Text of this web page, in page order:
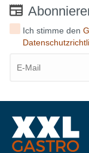
Ich stimme den